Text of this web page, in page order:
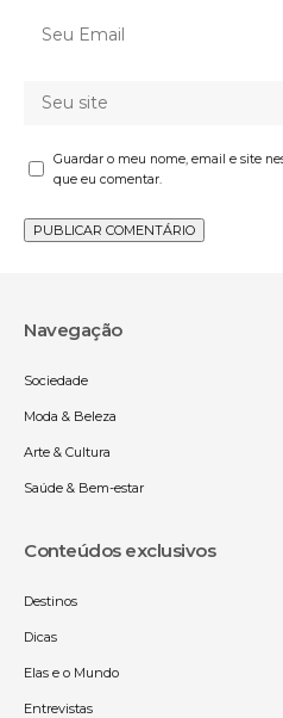
Guardar o meu nome, email e site
que eu comentar.
Navegação
Sociedade
Moda & Beleza
Arte & Cultura
Saúde & Bem-estar
Conteúdos exclusivos
Destinos
Dicas
Elas e o Mundo
Entrevistas